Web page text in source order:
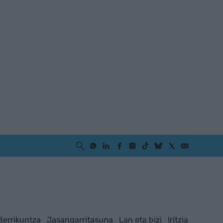
Jasangarritasuna Lan eta bizi Iritzia